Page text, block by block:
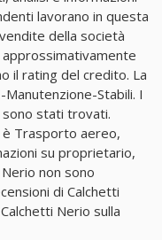
lavorano in questa
della società
il rating del credito. La
Stabili. I
stati trovati.
è Trasporto aereo,
su proprietario,
non sono
di Calchetti
Nerio sulla